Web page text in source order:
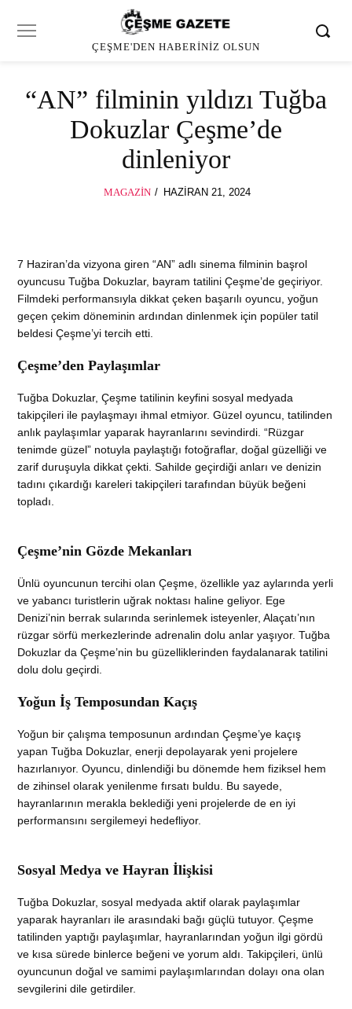
ÇEŞME'DEN HABERINIZ OLSUN
“AN” filminin yıldızı Tuğba
Dokuzlar Çeşme’de
dinleniyor
MAGAZIN
POSTED
HAZIRAN 21, 2024
7 Haziran’da vizyona giren “AN” adlı sinema filminin başrol
oyuncusu Tuğba Dokuzlar, bayram tatilini Çeşme’de geçiriyor.
Filmdeki performansıyla dikkat çeken başarılı oyuncu, yoğun
geçen çekim döneminin ardından dinlenmek için popüler tatil
beldesi Çeşme’yi tercih etti.
Çeşme’den Paylaşımlar
Tuğba Dokuzlar, Çeşme tatilinin keyfini sosyal medyada
takipçileri ile paylaşmayı ihmal etmiyor. Güzel oyuncu, tatilinden
anlık paylaşımlar yaparak hayranlarını sevindirdi. “Rüzgar
tenimde güzel” notuyla paylaştığı fotoğraflar, doğal güzelliği ve
zarif duruşuyla dikkat çekti. Sahilde geçirdiği anları ve denizin
tadını çıkardığı kareleri takipçileri tarafından büyük beğeni
topladı.
Çeşme’nin Gözde Mekanları
Ünlü oyuncunun tercihi olan Çeşme, özellikle yaz aylarında yerli
ve yabancı turistlerin uğrak noktası haline geliyor. Ege
Denizi’nin berrak sularında serinlemek isteyenler, Alaçatı’nın
rüzgar sörfü merkezlerinde adrenalin dolu anlar yaşıyor. Tuğba
Dokuzlar da Çeşme’nin bu güzelliklerinden faydalanarak tatilini
dolu dolu geçirdi.
Yoğun İş Temposundan Kaçış
Yoğun bir çalışma temposunun ardından Çeşme’ye kaçış
yapan Tuğba Dokuzlar, enerji depolayarak yeni projelere
hazırlanıyor. Oyuncu, dinlendiği bu dönemde hem fiziksel hem
de zihinsel olarak yenilenme fırsatı buldu. Bu sayede,
hayranlarının merakla beklediği yeni projelerde de en iyi
performansını sergilemeyi hedefliyor.
Sosyal Medya ve Hayran İlişkisi
Tuğba Dokuzlar, sosyal medyada aktif olarak paylaşımlar
yaparak hayranları ile arasındaki bağı güçlü tutuyor. Çeşme
tatilinden yaptığı paylaşımlar, hayranlarından yoğun ilgi gördü
ve kısa sürede binlerce beğeni ve yorum aldı. Takipçileri, ünlü
oyuncunun doğal ve samimi paylaşımlarından dolayı ona olan
sevgilerini dile getirdiler.